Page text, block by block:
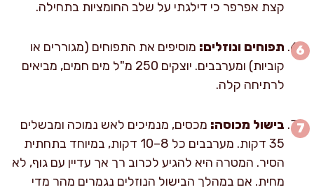
קצת אפרפר כי דילגתי על שלב החומציות בתחילה.
תפוחים ונוזלים: מוסיפים את התפוחים (מגוררים או
קוביות) ומערבבים. יוצקים 250 מ"ל מים חמים, מביאים
לרתיחה קלה.
בישול מכוסה: מכסים, מנמיכים לאש נמוכה ומבשלים
35 דקות. מערבבים כל 8–10 דקות, במיוחד בתחתית
הסיר. המטרה היא להגיע לכרוב רך אך עדיין עם גוף, לא
מחית. אם במהלך הבישול הנוזלים נגמרים מהר מדי